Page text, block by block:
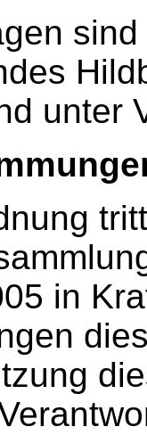
unter
in